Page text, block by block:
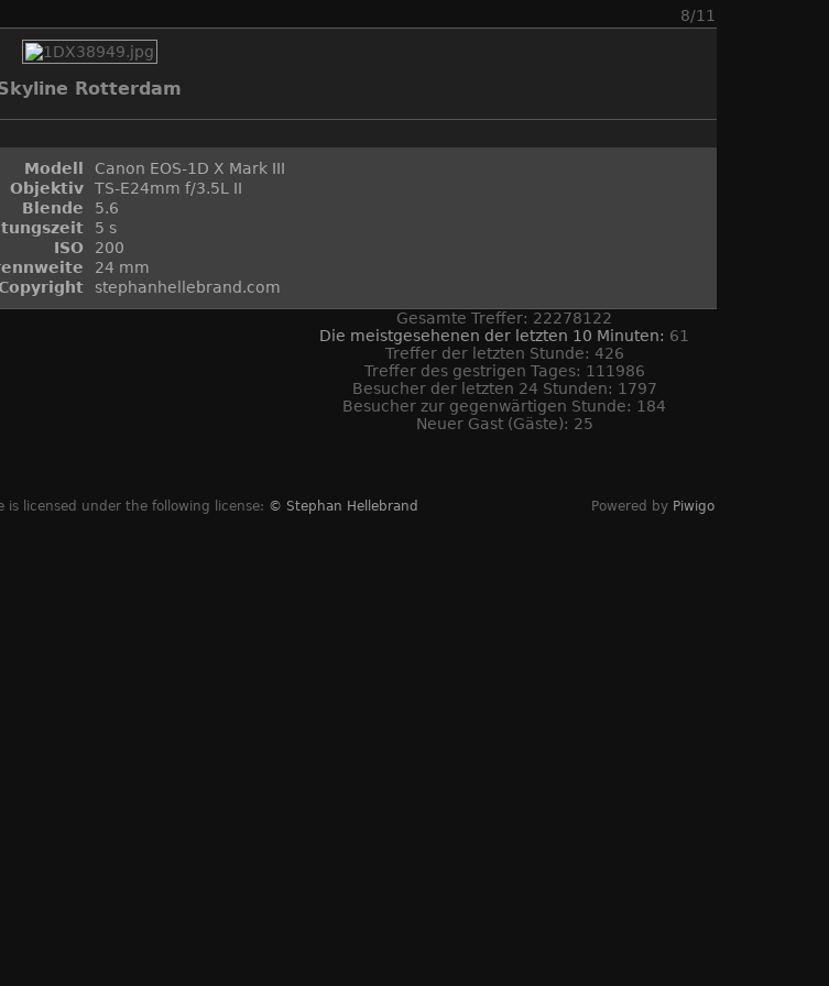
8/11
Rotterdam
Modell
Canon EOS-1D X Mark III
Objektiv
TS-E24mm f/3.5L II
Blende
5.6
5 s
ISO
200
24 mm
stephanhellebrand.com
Gesamte Treffer: 22278122
Die meistgesehenen der letzten 10 Minuten: 61
Treffer der letzten Stunde: 426
Treffer des gestrigen Tages: 111986
Besucher der letzten 24 Stunden: 1797
Besucher zur gegenwärtigen Stunde: 184
Neuer Gast (Gäste): 25
licensed under the following license: © Stephan Hellebrand
Powered by Piwigo